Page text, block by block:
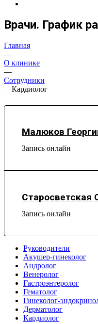
Врачи. График
Главная
—
О клинике
—
Сотрудники
—Кардиолог
Малюков
Запись онлайн
Старосветская
Запись онлайн
Руководители
Акушер-гинеколог
Андролог
Венеролог
Гастроэнтеролог
Гематолог
Гинеколог-
Дерматолог
Кардиолог